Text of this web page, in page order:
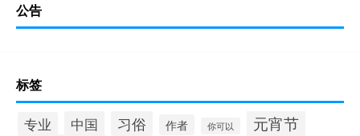
公告
标签
专业 中国 习俗 作者 你可以 元宵节